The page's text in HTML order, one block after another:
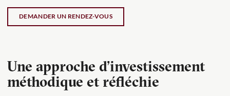
DEMANDER UN RENDEZ-VOUS
Une approche d’investissement
méthodique et réfléchie